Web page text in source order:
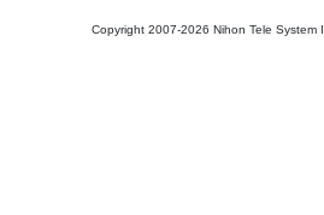
Copyright 2007-2026 Nihon Tele System